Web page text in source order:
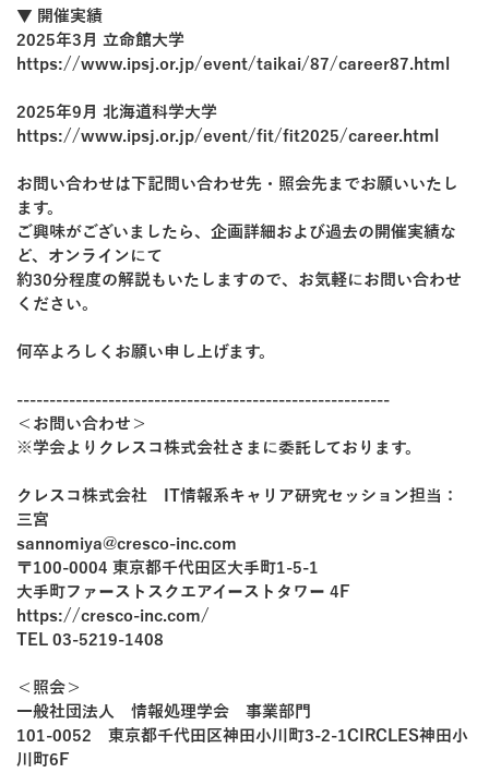
▼ 開催実績
2025年3月 立命館大学
https://www.ipsj.or.jp/event/taikai/87/career87.html
2025年9月 北海道科学大学
https://www.ipsj.or.jp/event/fit/fit2025/career.html
お問い合わせは下記問い合わせ先・照会先までお願いいたし
ます。
ご興味がございましたら、企画詳細および過去の開催実績な
ど、オンラインにて
約30分程度の解説もいたしますので、お気軽にお問い合わせ
ください。
何卒よろしくお願い申し上げます。
---------------------------------------------------------
＜お問い合わせ＞
※学会よりクレスコ株式会社さまに委託しております。
クレスコ株式会社 IT情報系キャリア研究セッション担当：
三宮
sannomiya@cresco-inc.com
〒100-0004 東京都千代田区大手町1-5-1
大手町ファーストスクエアイーストタワー 4F
https://cresco-inc.com/
TEL 03-5219-1408
＜照会＞
一般社団法人 情報処理学会 事業部門
101-0052 東京都千代田区神田小川町3-2-1CIRCLES神田小
川町6F